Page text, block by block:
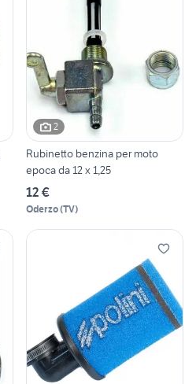
2
Rubinetto benzina per moto
epoca da 12 x 1,25
12 €
Oderzo(TV)